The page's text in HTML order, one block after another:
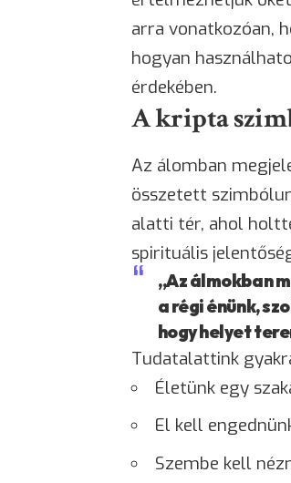
arra vonatkozóan,
hogyan
érdekében.
A kripta
Az álomban
összetett
alatti tér, ahol
spirituális
„Az álmokban
a régi énünk,
hogy helyet
Tudatalattink
Életünk egy
El kell
Szembe kell